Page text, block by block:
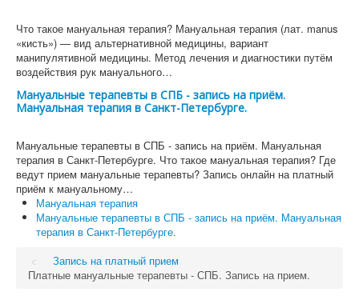
Что такое мануальная терапия? Мануальная терапия (лат. manus
«кисть») — вид альтернативной медицины, вариант
манипулятивной медицины. Метод лечения и диагностики путём
воздействия рук мануального…
Мануальные терапевты в СПБ - запись на приём.
Мануальная терапия в Санкт-Петербурге.
Мануальные терапевты в СПБ - запись на приём. Мануальная
терапия в Санкт-Петербурге. Что такое мануальная терапия? Где
ведут прием мануальные терапевты? Запись онлайн на платный
приём к мануальному…
Мануальная терапия
Мануальные терапевты в СПБ - запись на приём. Мануальная
терапия в Санкт-Петербурге.
Запись на платный прием
Платные мануальные терапевты - СПБ. Запись на прием.